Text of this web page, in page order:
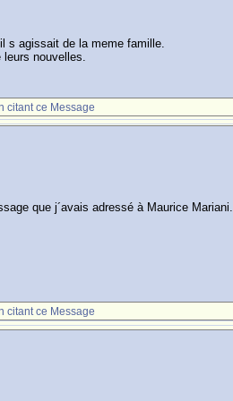
s agissait de la meme famille.
nouvelles.
citant ce Message
que j´avais adressé à Maurice Mariani.
citant ce Message